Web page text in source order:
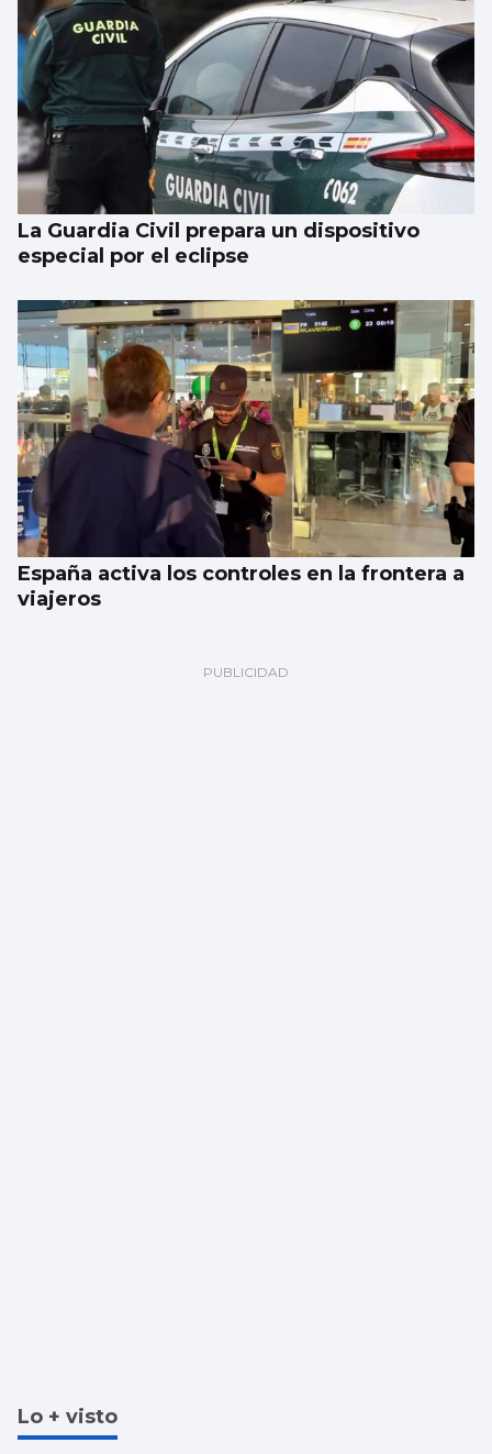
La Guardia Civil prepara un dispositivo
especial por el eclipse
España activa los controles en la frontera a
viajeros
Lo + visto